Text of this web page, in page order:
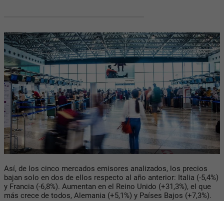
Así, de los cinco mercados emisores analizados, los precios
bajan solo en dos de ellos respecto al año anterior: Italia (-5,4%)
y Francia (-6,8%). Aumentan en el Reino Unido (+31,3%), el que
más crece de todos, Alemania (+5,1%) y Países Bajos (+7,3%).